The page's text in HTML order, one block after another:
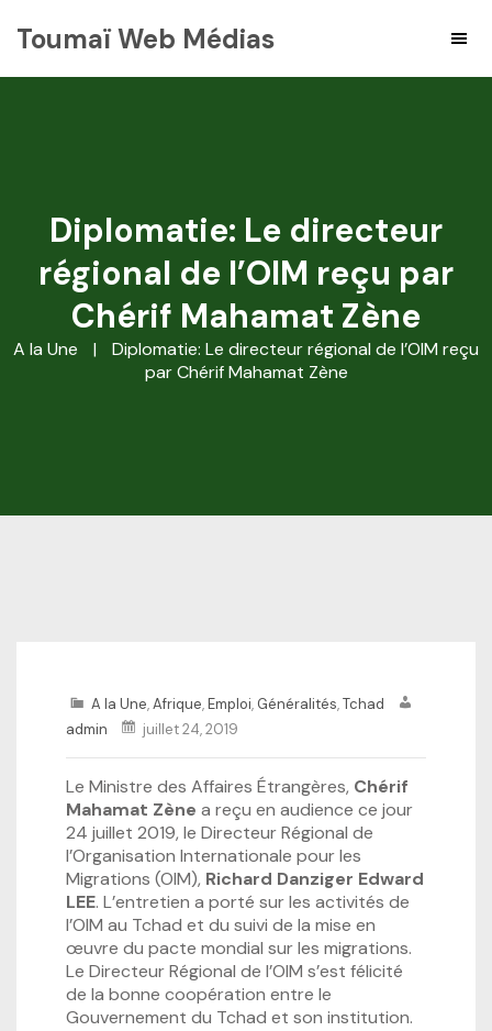
Toumaï Web Médias
Diplomatie: Le directeur
régional de l’OIM reçu par
Chérif Mahamat Zène
A la Une |
Diplomatie: Le directeur régional de l’OIM reçu
par Chérif Mahamat Zène
A la Une,Afrique,Emploi, Généralités,Tchad
admin
juillet 24, 2019
Le Ministre des Affaires Étrangères, Chérif
Mahamat Zène a reçu en audience ce jour
24 juillet 2019, le Directeur Régional de
l’Organisation Internationale pour les
Migrations (OIM), Richard Danziger Edward
LEE. L’entretien a porté sur les activités de
l’OIM au Tchad et du suivi de la mise en
œuvre du pacte mondial sur les migrations.
Le Directeur Régional de l’OIM s’est félicité
de la bonne coopération entre le
Gouvernement du Tchad et son institution.